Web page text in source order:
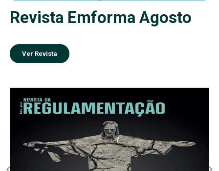
Revista Emforma Agosto
Ver Revista